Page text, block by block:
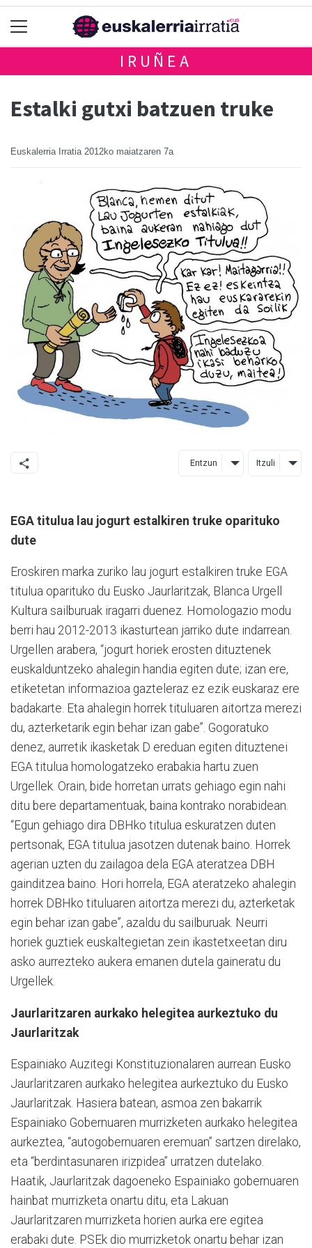
IRUÑEA
Estalki gutxi batzuen truke
Euskalerria Irratia 2012ko maiatzaren 7a
Entzun Itzuli
EGA titulua lau jogurt estalkiren truke oparituko
dute
Eroskiren marka zuriko lau jogurt estalkiren truke EGA
titulua oparituko du Eusko Jaurlaritzak, Blanca Urgell
Kultura sailburuak iragarri duenez. Homologazio modu
berri hau 2012-2013 ikasturtean jarriko dute indarrean.
Urgellen arabera, “jogurt horiek erosten dituztenek
euskalduntzeko ahalegin handia egiten dute; izan ere,
etiketetan informazioa gazteleraz ez ezik euskaraz ere
badakarte. Eta ahalegin horrek tituluaren aitortza merezi
du, azterketarik egin behar izan gabe”. Gogoratuko
denez, aurretik ikasketak D ereduan egiten dituztenei
EGA titulua homologatzeko erabakia hartu zuen
Urgellek. Orain, bide horretan urrats gehiago egin nahi
ditu bere departamentuak, baina kontrako norabidean.
“Egun gehiago dira DBHko titulua eskuratzen duten
pertsonak, EGA titulua jasotzen dutenak baino. Horrek
agerian uzten du zailagoa dela EGA ateratzea DBH
gainditzea baino. Hori horrela, EGA ateratzeko ahalegin
horrek DBHko tituluaren aitortza merezi du, azterketak
egin behar izan gabe”, azaldu du sailburuak. Neurri
horiek guztiek euskaltegietan zein ikastetxeetan diru
asko aurrezteko aukera emanen dutela gaineratu du
Urgellek.
Jaurlaritzaren aurkako helegitea aurkeztuko du
Jaurlaritzak
Espainiako Auzitegi Konstituzionalaren aurrean Eusko
Jaurlaritzaren aurkako helegitea aurkeztuko du Eusko
Jaurlaritzak. Hasiera batean, asmoa zen bakarrik
Espainiako Gobernuaren murrizketen aurkako helegitea
aurkeztea, “autogobernuaren eremuan” sartzen direlako,
eta “berdintasunaren irizpidea” urratzen dutelako.
Haatik, Jaurlaritzak dagoeneko Espainiako gobernuaren
hainbat murrizketa onartu ditu, eta Lakuan
Jaurlaritzaren murrizketa horien aurka ere egitea
erabaki dute. PSEk dio murrizketok onartu behar izan